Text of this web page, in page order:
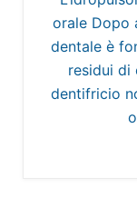
orale Dopo
dentale è
residui di
dentifricio